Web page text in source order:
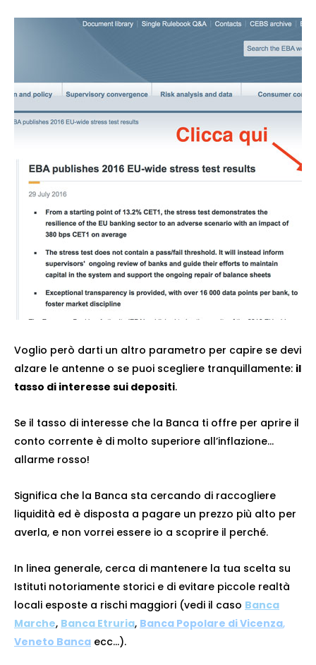
Voglio però darti un altro parametro per capire se devi
alzare le antenne o se puoi scegliere tranquillamente: il
tasso di interesse sui depositi.
Se il tasso di interesse che la Banca ti offre per aprire il
conto corrente è di molto superiore all’inflazione…
allarme rosso!
Significa che la Banca sta cercando di raccogliere
liquidità ed è disposta a pagare un prezzo più alto per
averla, e non vorrei essere io a scoprire il perché.
In linea generale, cerca di mantenere la tua scelta su
Istituti notoriamente storici e di evitare piccole realtà
locali esposte a rischi maggiori (vedi il caso Banca
Marche, Banca Etruria, Banca Popolare di Vicenza,
Veneto Banca ecc…).